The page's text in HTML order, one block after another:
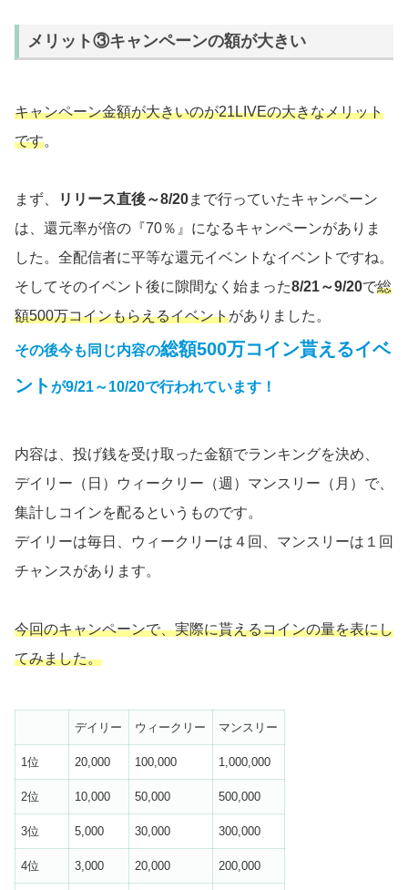
メリット③キャンペーンの額が大きい
キャンペーン金額が大きいのが21LIVEの大きなメリット
です。
まず、 リリース直後～8/20まで行っていたキャンペーン
は、還元率が倍の『70％』になるキャンペーンがありま
した。全配信者に平等な還元イベントなイベントですね。
そしてそのイベント後に隙間なく始まった8/21～9/20で総
額500万コインもらえるイベントがありました。
その後今も同じ内容の総額500万コイン貰えるイベ
ントが9/21～10/20で行われています！
内容は、投げ銭を受け取った金額でランキングを決め、
デイリー（日）ウィークリー（週）マンスリー（月）で、
集計しコインを配るというものです。
デイリーは毎日、ウィークリーは４回、マンスリーは１回
チャンスがあります。
今回のキャンペーンで、実際に貰えるコインの量を表にし
てみました。
デイリー ウィークリー マンスリー
1位 20,000 100,000 1,000,000
2位 10,000 50,000 500,000
3位 5,000 30,000 300,000
4位 3,000 20,000 200,000